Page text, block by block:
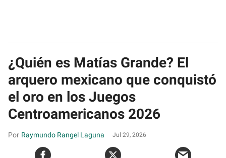
¿Quién es Matías Grande? El
arquero mexicano que conquistó
el oro en los Juegos
Centroamericanos 2026
Raymundo Rangel Laguna Jul 29, 2026